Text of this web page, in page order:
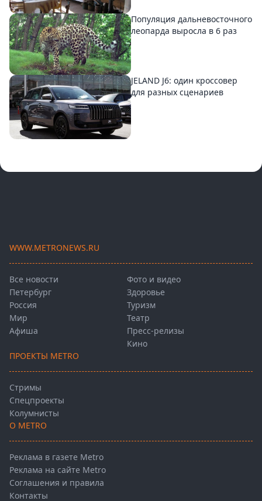
Популяция дальневосточного
леопарда выросла в 6 раз
JELAND J6: один кроссовер
для разных сценариев
WWW.METRONEWS.RU
Все новости
Петербург
Россия
Мир
Афиша
Фото и видео
Здоровье
Туризм
Театр
Пресс-релизы
Кино
ПРОЕКТЫ METRO
Стримы
Спецпроекты
Колумнисты
О METRO
Реклама в газете Metro
Реклама на сайте Metro
Соглашения и правила
Контакты